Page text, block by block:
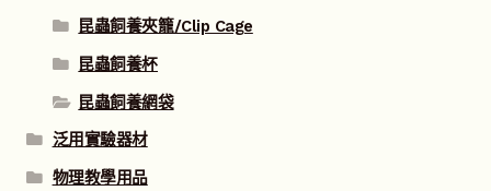
昆蟲飼養夾籠/Clip Cage
昆蟲飼養杯
昆蟲飼養網袋
泛用實驗器材
物理教學用品